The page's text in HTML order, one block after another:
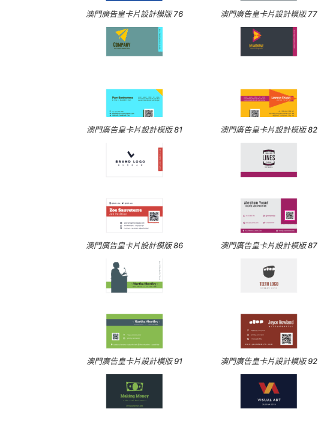
澳門廣告皇卡片設計模版 76 澳門廣告皇卡片設計模版 77
澳門廣告皇卡片設計模版 81 澳門廣告皇卡片設計模版 82
澳門廣告皇卡片設計模版 86 澳門廣告皇卡片設計模版 87
澳門廣告皇卡片設計模版 91 澳門廣告皇卡片設計模版 92